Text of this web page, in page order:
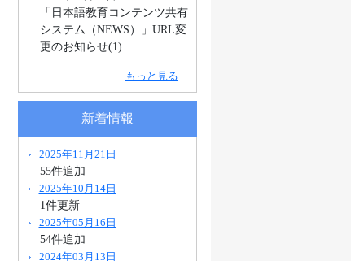
「日本語教育コンテンツ共有
システム（NEWS）」URL変
更のお知らせ(1)
もっと見る
新着情報
2025年11月21日
55件追加
2025年10月14日
1件更新
2025年05月16日
54件追加
2024年03月13日